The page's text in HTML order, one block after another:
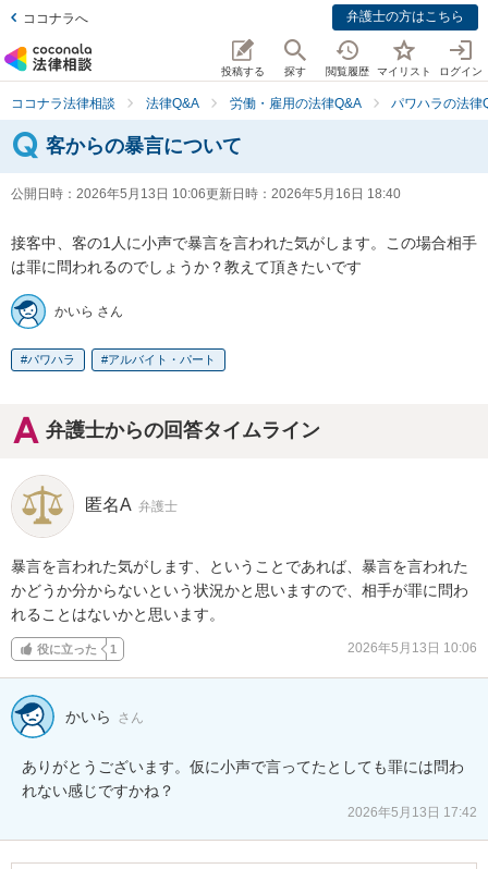
ココナラへ 弁護士の方はこちら
投稿する 探す 閲覧履歴 マイリスト ログイン
ココナラ法律相談 法律Q&A 労働・雇用の法律Q&A パワハラの法律
客からの暴言について
公開日時： 2026年5月13日 10:06更新日時： 2026年5月16日 18:40
接客中、客の1人に小声で暴言を言われた気がします。この場合相手
は罪に問われるのでしょうか？教えて頂きたいです
かいら さん
パワハラ アルバイト・パート
弁護士からの回答タイムライン
匿名A 弁護士
暴言を言われた気がします、ということであれば、暴言を言われた
かどうか分からないという状況かと思いますので、相手が罪に問わ
れることはないかと思います。
役に立った 1 2026年5月13日 10:06
かいら さん
ありがとうございます。仮に小声で言ってたとしても罪には問わ
れない感じですかね？
2026年5月13日 17:42